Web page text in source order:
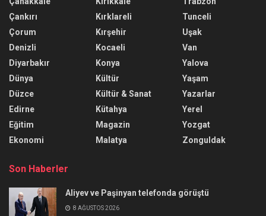
Çankırı
Çorum
Denizli
Diyarbakır
Dünya
Düzce
Edirne
Eğitim
Ekonomi
Kırklareli
Kırşehir
Kocaeli
Konya
Kültür
Kültür & Sanat
Kütahya
Magazin
Malatya
Tunceli
Uşak
Van
Yalova
Yaşam
Yazarlar
Yerel
Yozgat
Zonguldak
Son Haberler
Aliyev ve Paşinyan telefonda görüştü
8 AĞUSTOS 2026